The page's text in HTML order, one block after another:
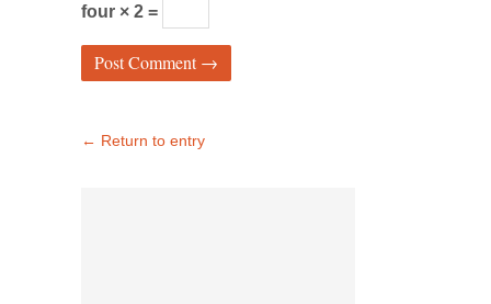
four × 2 =
← Return to entry